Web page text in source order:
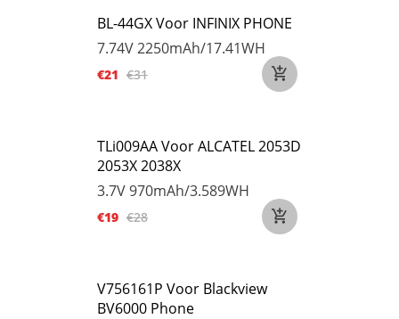
BL-44GX Voor INFINIX PHONE
7.74V2250mAh/17.41WH
€21 €31
TLi009AA Voor ALCATEL 2053D
2053X 2038X
3.7V970mAh/3.589WH
€19 €28
V756161P Voor Blackview
BV6000 Phone